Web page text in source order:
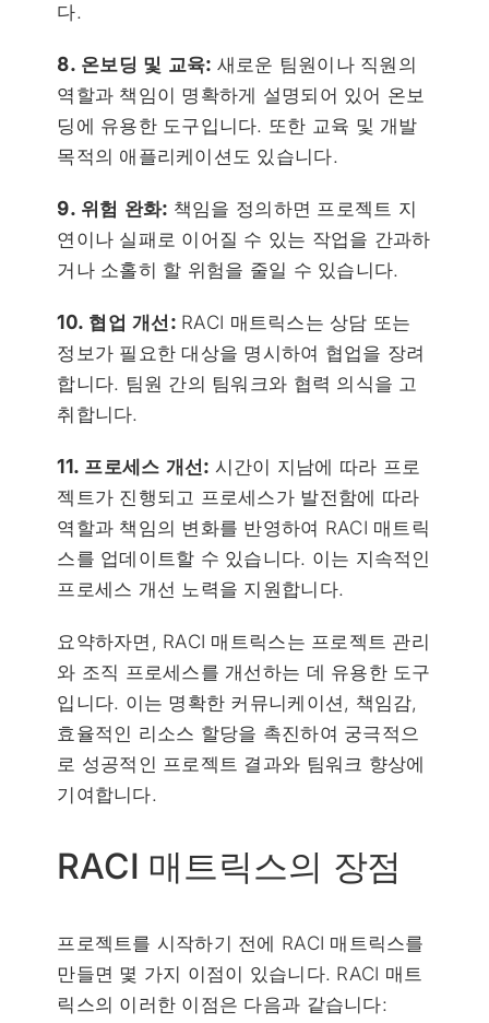
다.
8. 온보딩 및 교육: 새로운 팀원이나 직원의
역할과 책임이 명확하게 설명되어 있어 온보
딩에 유용한 도구입니다. 또한 교육 및 개발
목적의 애플리케이션도 있습니다.
9. 위험 완화: 책임을 정의하면 프로젝트 지
연이나 실패로 이어질 수 있는 작업을 간과하
거나 소홀히 할 위험을 줄일 수 있습니다.
10. 협업 개선:RACI 매트릭스는 상담 또는
정보가 필요한 대상을 명시하여 협업을 장려
합니다. 팀원 간의 팀워크와 협력 의식을 고
취합니다.
11. 프로세스 개선: 시간이 지남에 따라 프로
젝트가 진행되고 프로세스가 발전함에 따라
역할과 책임의 변화를 반영하여 RACI 매트릭
스를 업데이트할 수 있습니다. 이는 지속적인
프로세스 개선 노력을 지원합니다.
요약하자면, RACI 매트릭스는 프로젝트 관리
와 조직 프로세스를 개선하는 데 유용한 도구
입니다. 이는 명확한 커뮤니케이션, 책임감,
효율적인 리소스 할당을 촉진하여 궁극적으
로 성공적인 프로젝트 결과와 팀워크 향상에
기여합니다.
RACI 매트릭스의 장점
프로젝트를 시작하기 전에 RACI 매트릭스를
만들면 몇 가지 이점이 있습니다. RACI 매트
릭스의 이러한 이점은 다음과 같습니다: